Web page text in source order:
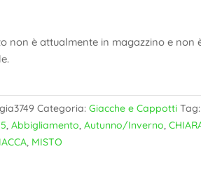
non è attualmente in magazzino e non
Categoria:Giacche e Cappotti Tag:
,Abbigliamento,Autunno/Inverno,
, MISTO